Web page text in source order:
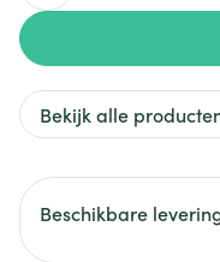
Bekijk alle
Beschikbare